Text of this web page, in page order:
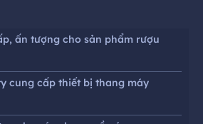
ấn tượng cho sản phẩm rượu
cung cấp thiết bị thang máy